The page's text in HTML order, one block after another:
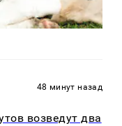
48 минут назад
возведут два